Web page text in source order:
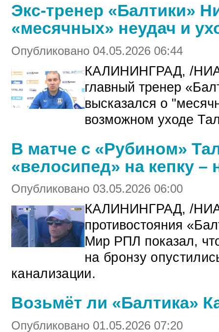
Экс-тренер «Балтики»
«месячных» неудач и
Опубликовано 04.05.2026 06:44
КАЛИНИНГРАД, /
главный тренер
высказался о
возможном уходе
В матче с «Рубином»
«велосипед» на кепку –
Опубликовано 03.05.2026 06:00
КАЛИНИНГРАД, /
противостояния
Мир РПЛ показал,
на бронзу
канализации.
Возьмёт ли «Балтика»
Опубликовано 01.05.2026 07:20